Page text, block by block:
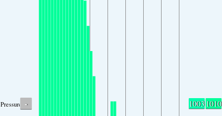
Pressure - 10031010